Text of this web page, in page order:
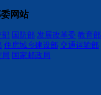
网站
部 国防部 发展改革委 教育部
住房城乡建设部 交通运输部
局 国家邮政局